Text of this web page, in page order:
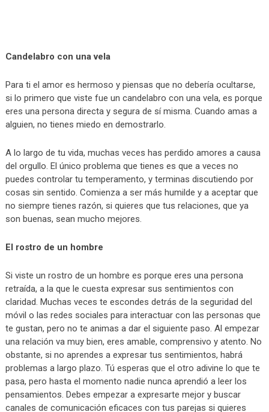
Candelabro con una vela
Para ti el amor es hermoso y piensas que no debería ocultarse,
si lo primero que viste fue un candelabro con una vela, es porque
eres una persona directa y segura de sí misma. Cuando amas a
alguien, no tienes miedo en demostrarlo.
A lo largo de tu vida, muchas veces has perdido amores a causa
del orgullo. El único problema que tienes es que a veces no
puedes controlar tu temperamento, y terminas discutiendo por
cosas sin sentido. Comienza a ser más humilde y a aceptar que
no siempre tienes razón, si quieres que tus relaciones, que ya
son buenas, sean mucho mejores.
El rostro de un hombre
Si viste un rostro de un hombre es porque eres una persona
retraída, a la que le cuesta expresar sus sentimientos con
claridad. Muchas veces te escondes detrás de la seguridad del
móvil o las redes sociales para interactuar con las personas que
te gustan, pero no te animas a dar el siguiente paso. Al empezar
una relación va muy bien, eres amable, comprensivo y atento. No
obstante, si no aprendes a expresar tus sentimientos, habrá
problemas a largo plazo. Tú esperas que el otro adivine lo que te
pasa, pero hasta el momento nadie nunca aprendió a leer los
pensamientos. Debes empezar a expresarte mejor y buscar
canales de comunicación eficaces con tus parejas si quieres